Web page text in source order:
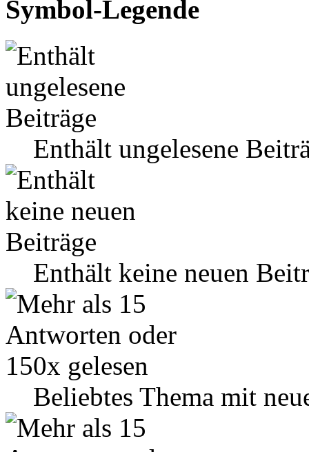
Symbol-Legende
Enthält ungelesene
Enthält keine neuen
Beliebtes Thema mit